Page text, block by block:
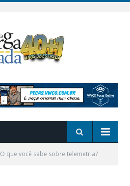
O que você sabe sobre telemetria?